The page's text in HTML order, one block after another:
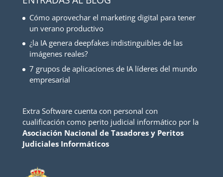
Cómo aprovechar el marketing digital para tener
un verano productivo
¿la IA genera deepfakes indistinguibles de las
imágenes reales?
7 grupos de aplicaciones de IA líderes del mundo
empresarial
Extra Software cuenta con personal con
cualificación como perito judicial informático por la
Asociación Nacional de Tasadores y Peritos
Judiciales Informáticos